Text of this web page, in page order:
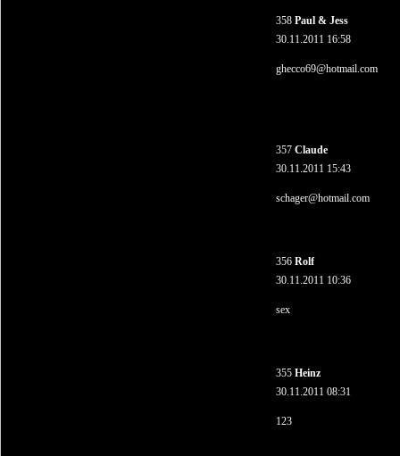
358 Paul & Jess
30.11.2011 16:58
ghecco69@hotmail.com
357 Claude
30.11.2011 15:43
schager@hotmail.com
356 Rolf
30.11.2011 10:36
sex
355 Heinz
30.11.2011 08:31
123